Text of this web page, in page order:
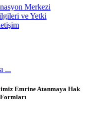
Merkezi
ve Yetki
...
Emrine Atanmaya Hak